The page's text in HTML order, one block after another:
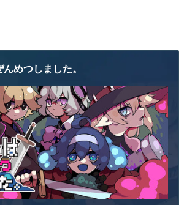
めつしました。